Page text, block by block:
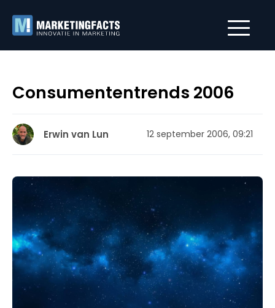
Consumententrends 2006
Erwin van Lun 12 september 2006, 09:21